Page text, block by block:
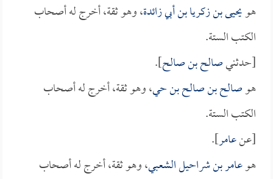
هويحيى بن زكريا بن أبي زائدة، وهو ثقة، أخرج له أصحاب
الكتب الستة.
[حدثنيصالح بن صالح].
هوصالح بن صالح بن حي، وهو ثقة، أخرج له أصحاب
الكتب الستة.
[عنعامر].
هوعامر بن شراحيل الشعبي، وهو ثقة، أخرج له أصحاب